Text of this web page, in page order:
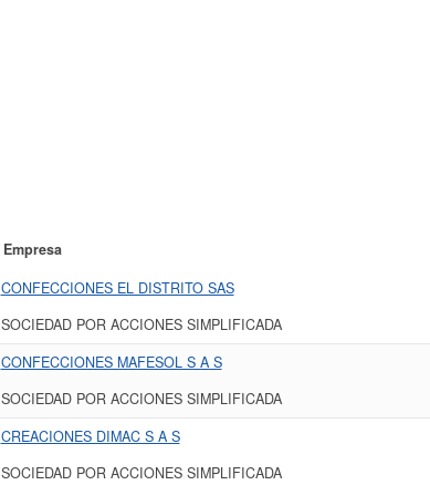
Empresa
CONFECCIONES EL DISTRITO SAS
SOCIEDAD POR ACCIONES SIMPLIFICADA
CONFECCIONES MAFESOL S A S
SOCIEDAD POR ACCIONES SIMPLIFICADA
CREACIONES DIMAC S A S
SOCIEDAD POR ACCIONES SIMPLIFICADA